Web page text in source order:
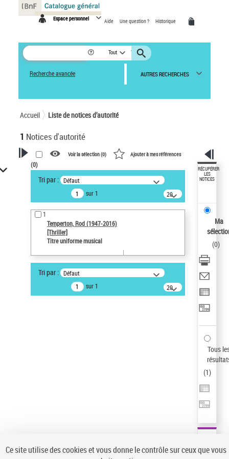
Espace personnel Aide Une question ? Historique
Tout
Recherche avancée AUTRES RECHERCHES
Accueil Liste de notices d’autorité
1 Notices d'autorité
VOTRE RECHERCHE
Recherche avancée dans les
notices d’autorité
Œuvres liées à l'auteur :
Temperton, Rod (1947-2016)
Sauvegarder votre recherche
AFFINER
Type de notice d'autorité
Voir la sélection (0) Ajouter à mes références
(0)
Tri par : Défaut
sur 1
20
résultats/page
1
Temperton, Rod (1947-2016)
[Thriller]
Titre uniforme musical
Tri par : Défaut
sur 1
20
résultats/page
RÉCUPÉRER
LES
NOTICES
Ma
(0)
Tous
(1)
Panneau de gestion des cookies
Ce site utilise des cookies et vous donne le contrôle sur ceux que vous